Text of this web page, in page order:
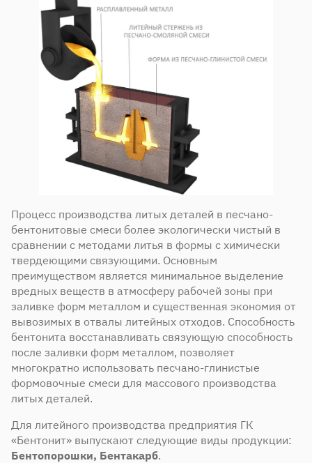
Процесс производства литых деталей в песчано-
бентонитовые смеси более экологически чистый в
сравнении с методами литья в формы с химически
твердеющими связующими. Основным
преимуществом является минимальное выделение
вредных веществ в атмосферу рабочей зоны при
заливке форм металлом и существенная экономия от
вывозимых в отвалы литейных отходов. Способность
бентонита восстанавливать связующую способность
после заливки форм металлом, позволяет
многократно использовать песчано-глинистые
формовочные смеси для массового производства
литых деталей.
Для литейного производства предприятия ГК
«Бентонит» выпускают следующие виды продукции:
Бентопорошки, Бентакарб.